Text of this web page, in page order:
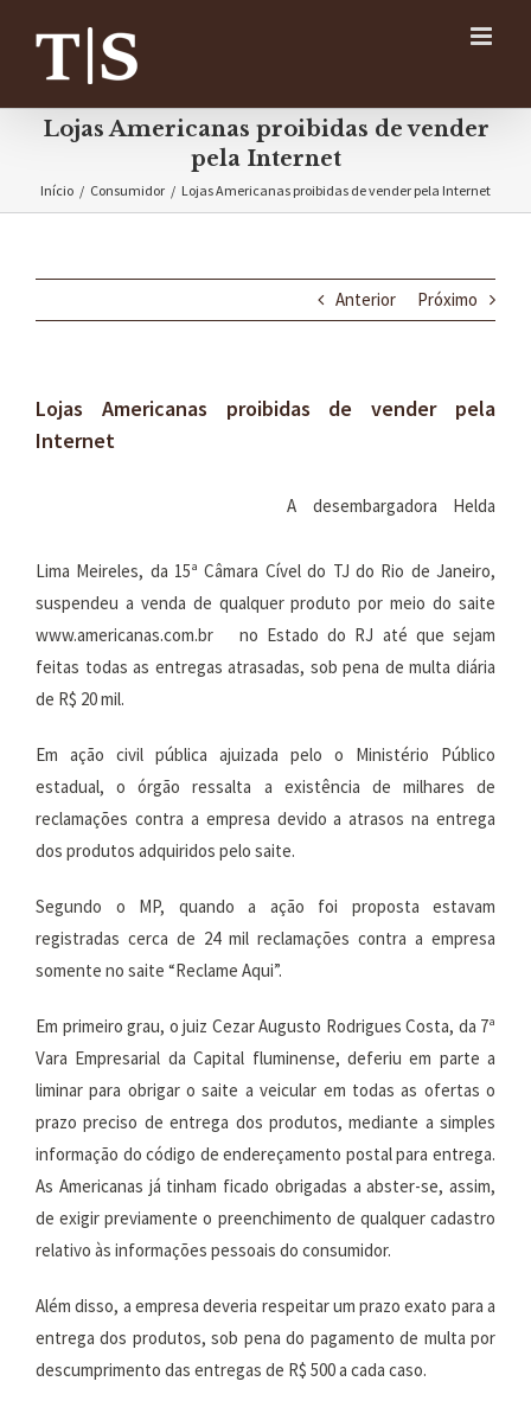
conteúdo
Lojas Americanas proibidas de vender
pela Internet
Início / Consumidor / Lojas Americanas proibidas de vender pela Internet
Anterior Próximo
Lojas Americanas proibidas de vender pela
Internet
A desembargadora Helda
Lima Meireles, da 15ª Câmara Cível do TJ do Rio de Janeiro,
suspendeu a venda de qualquer produto por meio do saite
www.americanas.com.br no Estado do RJ até que sejam
feitas todas as entregas atrasadas, sob pena de multa diária
de R$ 20 mil.
Em ação civil pública ajuizada pelo o Ministério Público
estadual, o órgão ressalta a existência de milhares de
reclamações contra a empresa devido a atrasos na entrega
dos produtos adquiridos pelo saite.
Segundo o MP, quando a ação foi proposta estavam
registradas cerca de 24 mil reclamações contra a empresa
somente no saite “Reclame Aqui”.
Em primeiro grau, o juiz Cezar Augusto Rodrigues Costa, da 7ª
Vara Empresarial da Capital fluminense, deferiu em parte a
liminar para obrigar o saite a veicular em todas as ofertas o
prazo preciso de entrega dos produtos, mediante a simples
informação do código de endereçamento postal para entrega.
As Americanas já tinham ficado obrigadas a abster-se, assim,
de exigir previamente o preenchimento de qualquer cadastro
relativo às informações pessoais do consumidor.
Além disso, a empresa deveria respeitar um prazo exato para a
entrega dos produtos, sob pena do pagamento de multa por
descumprimento das entregas de R$ 500 a cada caso.